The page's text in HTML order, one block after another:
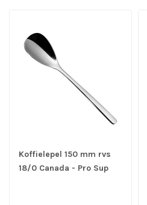
Koffielepel 150 mm rvs
18/0 Canada - Pro Sup